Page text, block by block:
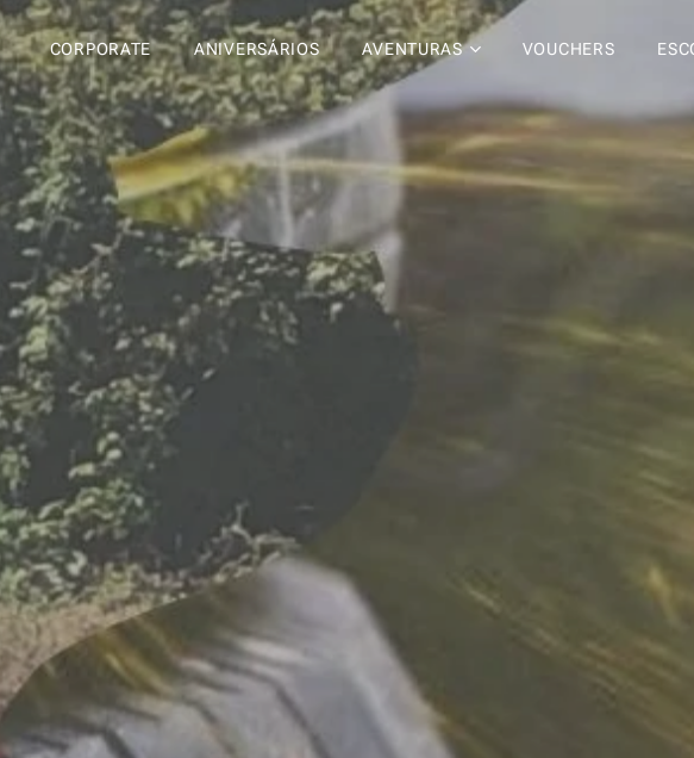
CORPORATE ANIVERSÁRIOS AVENTURAS VOUCHERS